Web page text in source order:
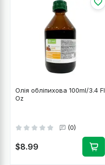
Олія обліпихова 100ml/3.4 Fl
Oz
(0)
$8.99